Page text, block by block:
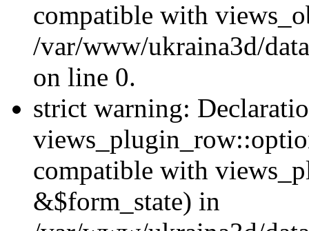
compatible with
/var/www/ukraina3d/
on line 0.
strict warning:
compatible with
&$form_state) in